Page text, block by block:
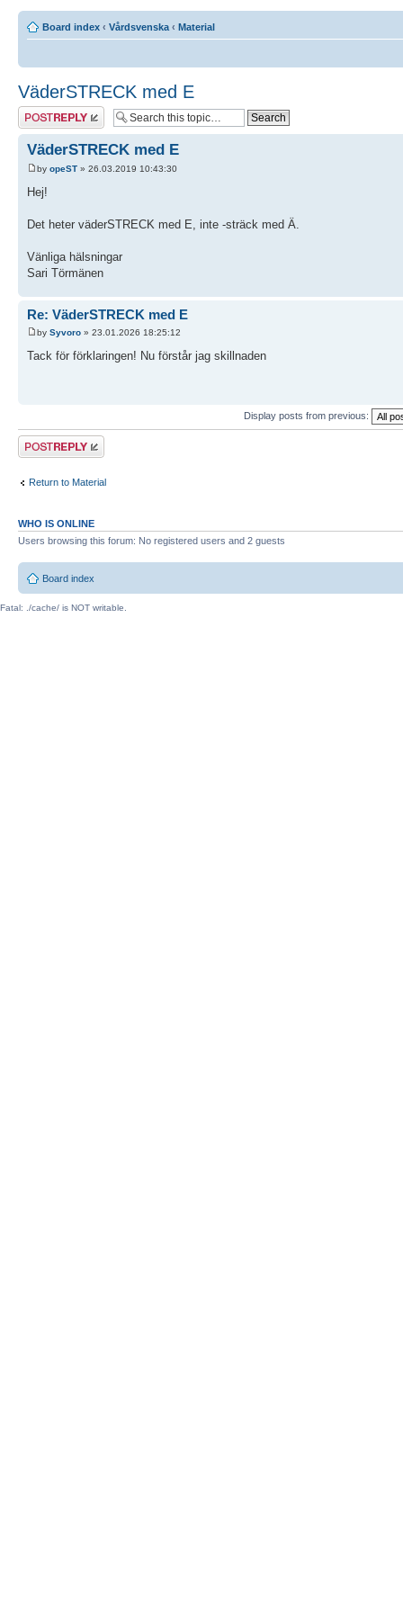
Board index ‹ Vårdsvenska ‹ Material
VäderSTRECK med E
Post a reply
VäderSTRECK med E
by opeST » 26.03.2019 10:43:30
Hej!
Det heter väderSTRECK med E, inte -sträck med Ä.
Vänliga hälsningar
Sari Törmänen
Re: VäderSTRECK med E
by Syvoro » 23.01.2026 18:25:12
Tack för förklaringen! Nu förstår jag skillnaden
Display posts from previous:
Post a reply
Return to Material
WHO IS ONLINE
Users browsing this forum: No registered users and 2 guests
Board index
Fatal: ./cache/ is NOT writable.